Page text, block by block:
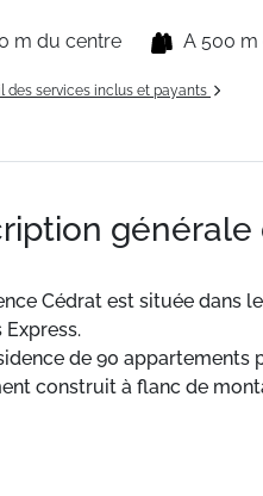
m du centre A 500
des services inclus et payants
Cédrat est située dans
Express.
de 90 appartements
construit à flanc de
et l'autre côté sud pour